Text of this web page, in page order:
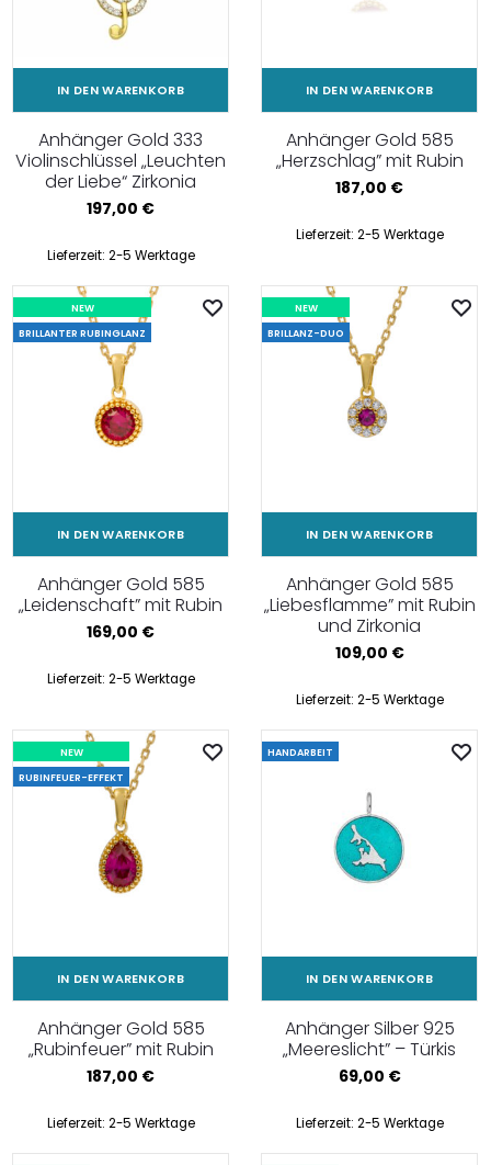
IN DEN WARENKORB
Anhänger Gold 333
Violinschlüssel „Leuchten
der Liebe“ Zirkonia
197,00 €
Lieferzeit: 2-5 Werktage
IN DEN WARENKORB
Anhänger Gold 585
„Herzschlag” mit Rubin
187,00 €
Lieferzeit: 2-5 Werktage
NEW
BRILLANTER RUBINGLANZ
IN DEN WARENKORB
Anhänger Gold 585
„Leidenschaft” mit Rubin
169,00 €
Lieferzeit: 2-5 Werktage
NEW
BRILLANZ-DUO
IN DEN WARENKORB
Anhänger Gold 585
„Liebesflamme” mit Rubin
und Zirkonia
109,00 €
Lieferzeit: 2-5 Werktage
NEW
RUBINFEUER-EFFEKT
IN DEN WARENKORB
Anhänger Gold 585
„Rubinfeuer” mit Rubin
187,00 €
Lieferzeit: 2-5 Werktage
HANDARBEIT
IN DEN WARENKORB
Anhänger Silber 925
„Meereslicht” – Türkis
69,00 €
Lieferzeit: 2-5 Werktage